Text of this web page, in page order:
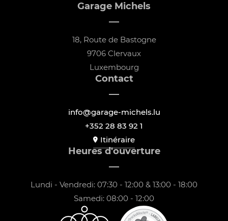
Garage Michels
18, Route de Bastogne
9706 Clervaux
Luxembourg
Contact
info@garage-michels.lu
+352 28 83 92 1
Itinéraire
Heures d'ouverture
Lundi - Vendredi: 07:30 - 12:00 & 13:00 - 18:00
Samedi: 08:00 - 12:00